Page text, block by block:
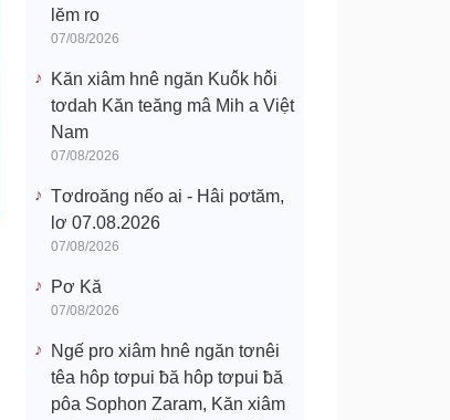
lĕm ro
07/08/2026
Kăn xiâm hnê ngăn Kuô̆k hô̆i
tơdah Kăn teăng mâ Mih a Việt
Nam
07/08/2026
Tơdroăng nếo ai - Hâi pơtăm,
lơ 07.08.2026
07/08/2026
Pơ Kă
07/08/2026
Ngế pro xiâm hnê ngăn tơnêi
têa hôp tơpui ƀă hôp tơpui ƀă
pôa Sophon Zaram, Kăn xiâm